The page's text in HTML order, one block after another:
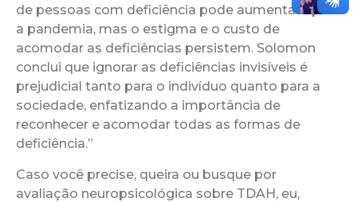
de pessoas com deficiência pode aumentar após
a pandemia, mas o estigma e o custo de
acomodar as deficiências persistem. Solomon
conclui que ignorar as deficiências invisíveis é
prejudicial tanto para o indivíduo quanto para a
sociedade, enfatizando a importância de
reconhecer e acomodar todas as formas de
deficiência.”
Caso você precise, queira ou busque por
avaliação neuropsicológica sobre TDAH, eu,